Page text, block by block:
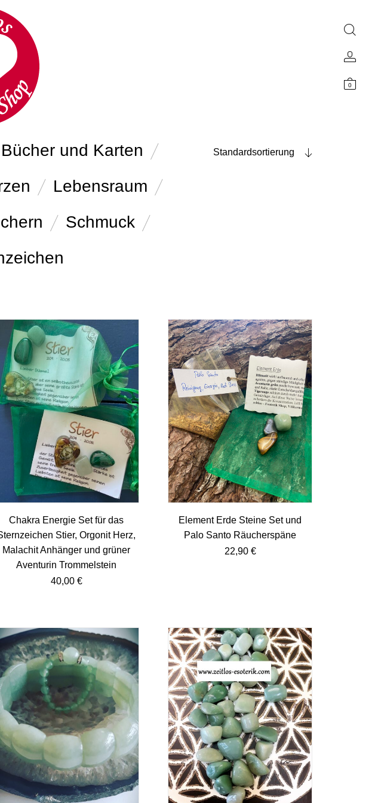
0
Bücher und Karten
Lebensraum
Schmuck
Standardsortierung
Chakra Energie Set für das
Stier, Orgonit Herz,
Malachit Anhänger und grüner
Aventurin Trommelstein
40,00 €
Element Erde Steine Set und
Palo Santo Räucherspäne
22,90 €